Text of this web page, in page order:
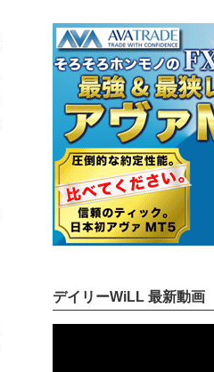
デイリーWiLL 最新動画